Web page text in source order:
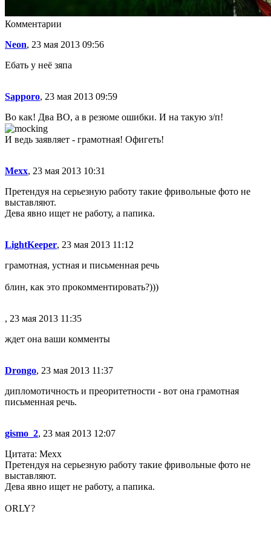
Комментарии
Neon, 23 мая 2013 09:56
Ебать у неё зяпа
Sapporo, 23 мая 2013 09:59
Во как! Два ВО, а в резюме ошибки. И на такую з/п!
И ведь заявляет - грамотная! Офигеть!
Mexx, 23 мая 2013 10:31
Претендуя на серьезную работу такие фривольные фото не
выставляют.
Дева явно ищет не работу, а папика.
LightKeeper, 23 мая 2013 11:12
грамотная, устная и письменная речь
блин, как это прокомментировать?)))
, 23 мая 2013 11:35
ждет она ваши комменты
Drongo, 23 мая 2013 11:37
дипломотичность и преоритетности - вот она грамотная
письменная речь.
gismo_2, 23 мая 2013 12:07
Цитата: Mexx
Претендуя на серьезную работу такие фривольные фото не
выставляют.
Дева явно ищет не работу, а папика.
ORLY?